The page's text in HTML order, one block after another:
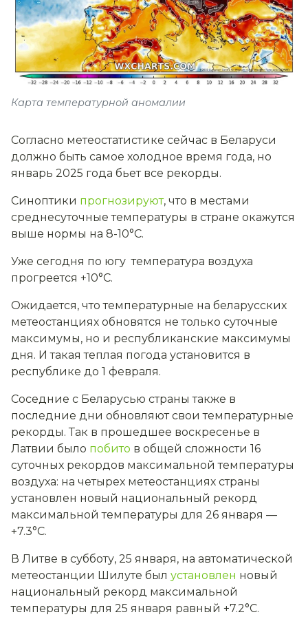
Карта температурной аномалии
Согласно метеостатистике сейчас в Беларуси
должно быть самое холодное время года, но
январь 2025 года бьет все рекорды.
Синоптики прогнозируют, что в местами
среднесуточные температуры в стране окажутся
выше нормы на 8-10°С.
Уже сегодня по югу температура воздуха
прогреется +10°С.
Ожидается, что температурные на беларусских
метеостанциях обновятся не только суточные
максимумы, но и республиканские максимумы
дня. И такая теплая погода установится в
республике до 1 февраля.
Соседние с Беларусью страны также в
последние дни обновляют свои температурные
рекорды. Так в прошедшее воскресенье в
Латвии было побито в общей сложности 16
суточных рекордов максимальной температуры
воздуха: на четырех метеостанциях страны
установлен новый национальный рекорд
максимальной температуры для 26 января —
+7.3°С.
В Литве в субботу, 25 января, на автоматической
метеостанции Шилуте был установлен новый
национальный рекорд максимальной
температуры для 25 января равный +7.2°С.